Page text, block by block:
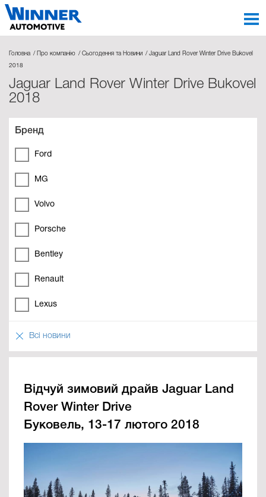
Головна Про компанію Сьогодення та Новини Jaguar Land Rover Winter Drive Bukovel
2018
Jaguar Land Rover Winter Drive Bukovel
2018
Бренд
Ford
MG
Volvo
Porsche
Bentley
Renault
Lexus
Всі новини
Відчуй зимовий драйв Jaguar Land
Rover Winter Drive
Буковель, 13-17 лютого 2018